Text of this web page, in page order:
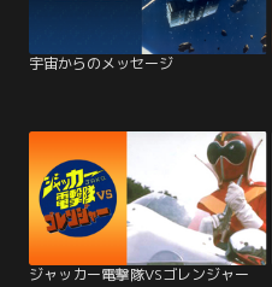
宇宙からのメッセージ
ジャッカー電撃隊VSゴレンジャー